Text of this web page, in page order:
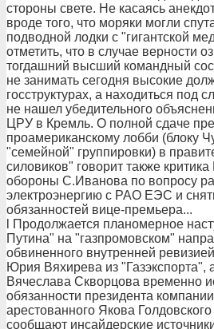
стороны свете. Не касаясь
вроде того, что моряки могли
подводной лодки с "гигантской
отметить, что в случае верности
тогдашний высший командный
не занимать сегодня высокие
госструктурах, а находиться под
не нашел убедительного
ЦРУ в Кремль. О полной сдаче
проамериканскому лобби (блоку
"семейной" группировки) в
силовиков" говорит также
обороны С.Иванова по вопросу
электроэнергию с РАО ЕЭС и
обязанностей вице-премьера...
l Продолжается планомерное
Путина" на "газпромовском"
обвиненного внутренней
Юрия Вяхирева из "Газэкспорта",
Вячеслава Скворцова временно
обязанности президента
арестованного Якова
сообщают инсайдерские